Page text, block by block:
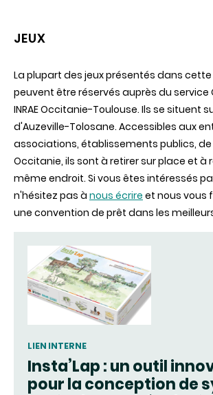
JEUX
La plupart des jeux présentés dans
peuvent être réservés auprès du
INRAE Occitanie-Toulouse. Ils se situent
d'Auzeville-Tolosane. Accessibles aux
associations, établissements publics, de
Occitanie, ils sont à retirer sur place et à
même endroit. Si vous êtes intéressés
n'hésitez pas à nous écrire et nous vous
une convention de prêt dans les
LIEN INTERNE
Insta’Lap : un outil
pour la conception de